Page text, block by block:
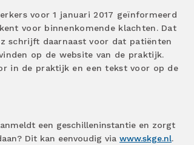
voor 1 januari 2017 geïnformeerd
voor binnenkomende klachten. Dat
schrijft daarnaast voor dat patiënten
op de website van de praktijk.
in de praktijk en een tekst voor op de
een geschilleninstantie en zorgt
Dit kan eenvoudig via www.skge.nl.